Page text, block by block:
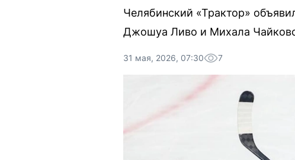
Челябинский «Трактор»
Джошуа Ливо и Михала
31 мая, 2026, 07:30 7